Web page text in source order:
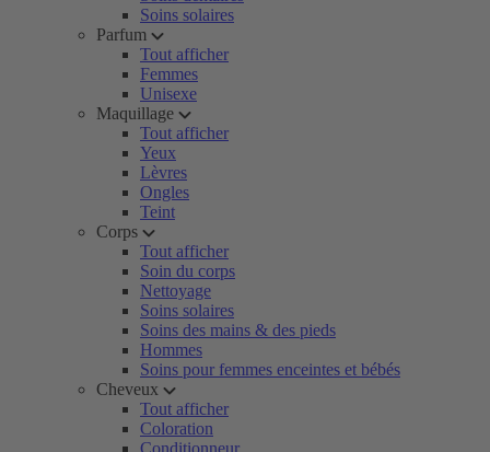
Soins solaires
Parfum
Tout afficher
Femmes
Unisexe
Maquillage
Tout afficher
Yeux
Lèvres
Ongles
Teint
Corps
Tout afficher
Soin du corps
Nettoyage
Soins solaires
Soins des mains & des pieds
Hommes
Soins pour femmes enceintes et bébés
Cheveux
Tout afficher
Coloration
Conditionneur